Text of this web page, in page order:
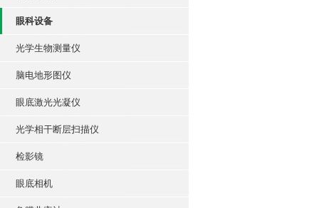
眼科设备
光学生物测量仪
脑电地形图仪
眼底激光光凝仪
光学相干断层扫描仪
检影镜
眼底相机